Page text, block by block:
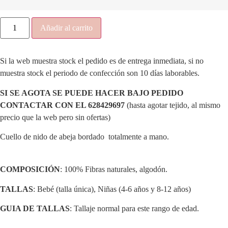
Cuello
María
estampado
cantidad
Añadir al carrito
Si la web muestra stock el pedido es de entrega inmediata, si no
muestra stock el periodo de confección son 10 días laborables.
SI SE AGOTA SE PUEDE HACER BAJO PEDIDO
CONTACTAR CON EL 628429697 (hasta agotar tejido, al mismo
precio que la web pero sin ofertas)
Cuello de nido de abeja bordado totalmente a mano.
COMPOSICIÓN: 100% Fibras naturales, algodón.
TALLAS: Bebé (talla única), Niñas (4-6 años y 8-12 años)
GUIA DE TALLAS: Tallaje normal para este rango de edad.